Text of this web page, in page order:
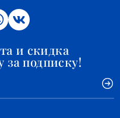
и скидка
за подписку!